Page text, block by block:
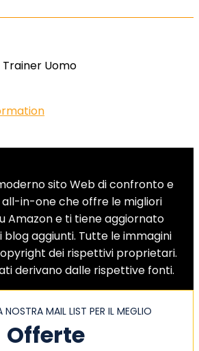
Trainer Uomo
sito Web di confronto e
all-in-one che offre le migliori
Amazon e ti tiene aggiornato
aggiunti. Tutte le immagini
dei rispettivi proprietari.
derivano dalle rispettive fonti.
NOSTRA MAIL LIST PER IL MEGLIO
Offerte